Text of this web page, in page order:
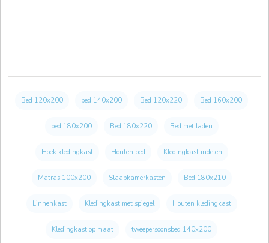
Bed 120x200 bed 140x200 Bed 120x220 Bed 160x200
bed 180x200 Bed 180x220 Bed met laden
Hoek kledingkast Houten bed Kledingkast indelen
Matras 100x200 Slaapkamerkasten Bed 180x210
Linnenkast Kledingkast met spiegel Houten kledingkast
Kledingkast op maat tweepersoonsbed 140x200